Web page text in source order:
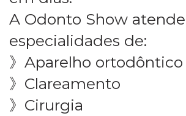
A Odonto Show
especialidades de:
》Aparelho ortodôntico
》Clareamento
》Cirurgia